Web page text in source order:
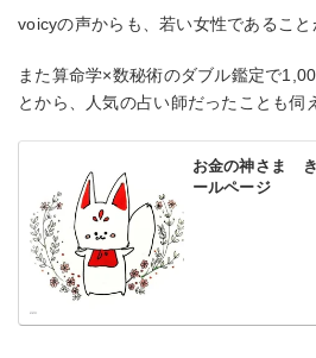
voicyの声からも、若い女性であること
また算命学×数秘術のダブル鑑定で
とから、人気の占い師だったことも伺
お金の神さま
ールページ